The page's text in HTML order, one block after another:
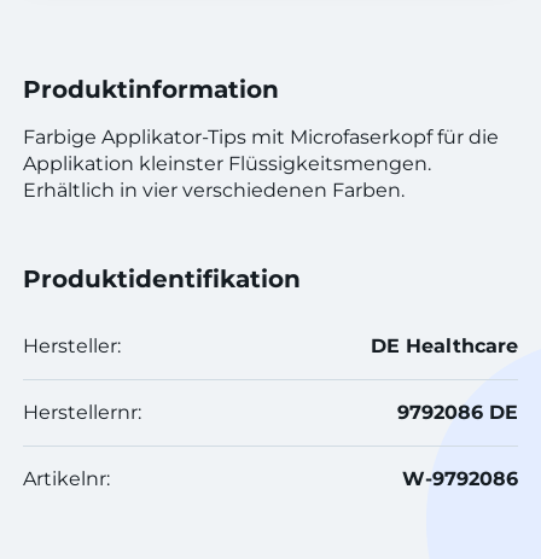
Produktinformation
Farbige Applikator-Tips mit Microfaserkopf für die
Applikation kleinster Flüssigkeitsmengen.
Erhältlich in vier verschiedenen Farben.
Produktidentifikation
Hersteller: DE Healthcare
Herstellernr: 9792086 DE
Artikelnr: W-9792086